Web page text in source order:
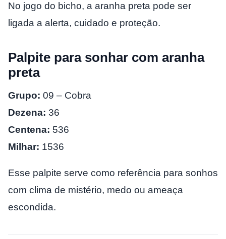
No jogo do bicho, a aranha preta pode ser
ligada a alerta, cuidado e proteção.
Palpite para sonhar com aranha
preta
Grupo: 09 – Cobra
Dezena: 36
Centena: 536
Milhar: 1536
Esse palpite serve como referência para sonhos
com clima de mistério, medo ou ameaça
escondida.